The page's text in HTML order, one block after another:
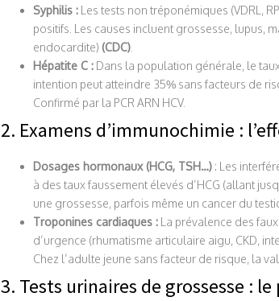
Syphilis : Les tests non tréponémiques (VDRL,
positifs. Les causes incluent grossesse, lupus,
endocardite) (CDC)
Hépatite C : Dans la population générale, le
intention peut atteindre 35% sans facteurs de
Confirmé par la PCR ARN HCV.
2. Examens d’immunochimie :
Dosages hormonaux (HCG, TSH…) : Les
à des taux faussement élevés d’HCG (allant
une grossesse, parfois même un cancer du
Troponines cardiaques : La prévalence des
d’urgence (rhumatisme articulaire aigu, CKD,
Chez l’adulte jeune sans facteur de risque, la
3. Tests urinaires de grossesse :